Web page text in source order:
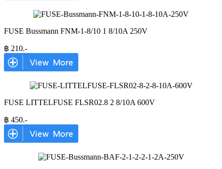
FUSE Bussmann FNM-1-8/10 1 8/10A 250V
฿ 210.-
FUSE LITTELFUSE FLSR02.8 2 8/10A 600V
฿ 450.-